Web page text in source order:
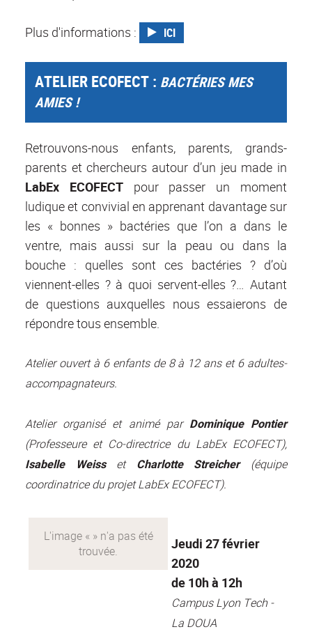
Plus d'informations : ICI
ATELIER ECOFECT : BACTÉRIES MES
AMIES !
Retrouvons-nous enfants, parents, grands-
parents et chercheurs autour d’un jeu made in
LabEx ECOFECTpour passer un moment
ludique et convivial en apprenant davantage sur
les « bonnes » bactéries que l’on a dans le
ventre, mais aussi sur la peau ou dans la
bouche : quelles sont ces bactéries ? d’où
viennent-elles ? à quoi servent-elles ?… Autant
de questions auxquelles nous essaierons de
répondre tous ensemble.
Atelier ouvert à 6 enfants de 8 à 12 ans et 6 adultes-
accompagnateurs.
Atelier organisé et animé par Dominique Pontier
(Professeure et Co-directrice du LabEx ECOFECT),
Isabelle Weisset Charlotte Streicher(équipe
coordinatrice du projet LabEx ECOFECT).
Jeudi 27 février
2020
de 10h à 12h
Campus Lyon Tech -
La DOUA